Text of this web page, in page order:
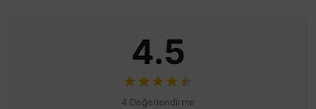
4.5
4 Değerlendirme